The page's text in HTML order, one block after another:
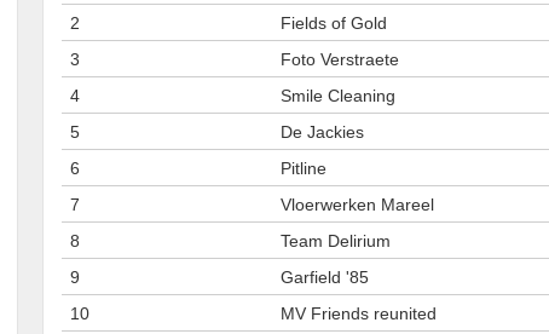
2
Fields of Gold
3
Foto Verstraete
4
Smile Cleaning
5
De Jackies
6
Pitline
7
Vloerwerken Mareel
8
Team Delirium
9
Garfield '85
10
MV Friends reunited